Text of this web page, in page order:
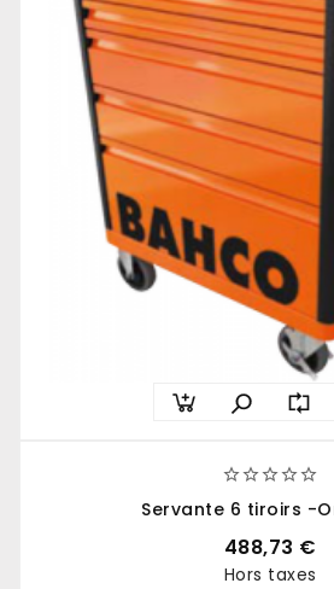

Servante 6 tiroirs -
488,73 €
Hors taxes